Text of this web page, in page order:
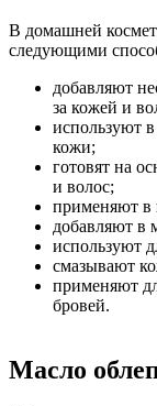
В домашней
следующими
добавляют
за кожей и
используют
кожи;
готовят на
и волос;
применяют в
добавляют в
используют
смазывают
применяют
бровей.
Масло